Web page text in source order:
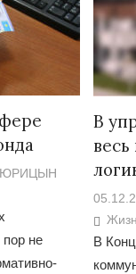
ЮРИЦЫН
пор не
В
В